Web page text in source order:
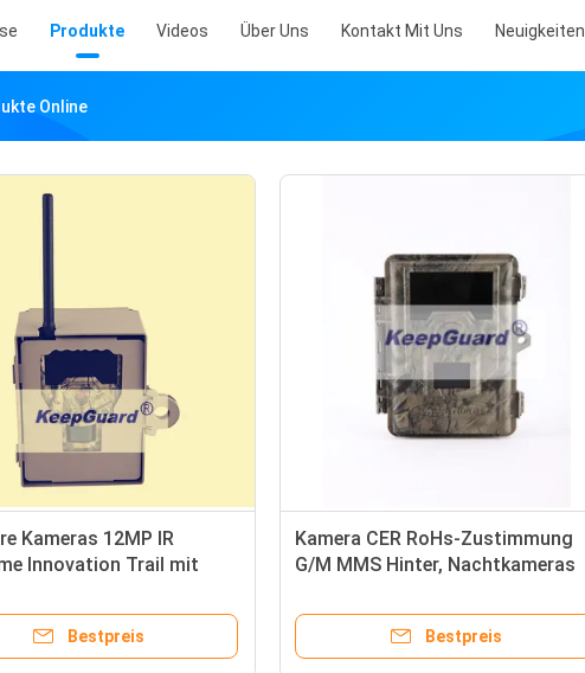
Produkte Videos Über Uns Kontakt Mit Uns Neuigkeiten
Online
Kameras 12MP IR
Innovation Trail mit
Bestpreis
Kamera CER RoHs-Zustimmung
G/M MMS Hinter, Nachtkameras
Bestpreis